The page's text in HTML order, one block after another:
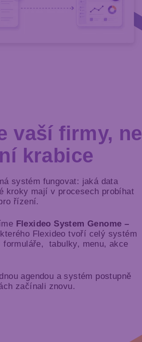
vaší firmy, ne
krabice
systém fungovat: jaká data
kroky mají v procesech probíhat
řízení.
Flexideo System Genome –
Flexideo tvoří celý systém
tabulky, menu, akce
agendou a systém postupně
začínali znovu.